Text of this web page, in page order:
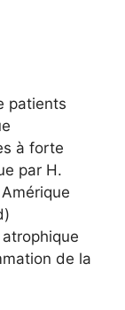
patients
à forte
par H.
de la